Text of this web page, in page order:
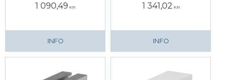
1 090,49 KR
INFO
för M12 skruv
1 341,02 KR
INFO